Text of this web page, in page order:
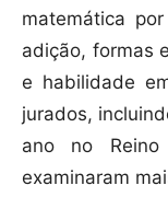
matemática
adição, formas
e habilidade
jurados,
ano no
examinaram